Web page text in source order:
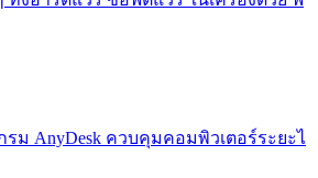
รม AnyDesk ควบคุมคอมพิวเตอร์ระยะไ